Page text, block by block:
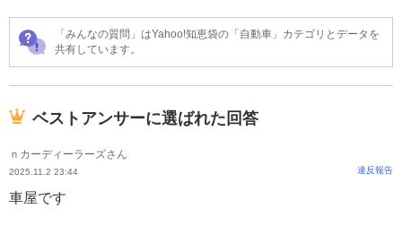
「みんなの質問」はYahoo!知恵袋の「自動車」カテゴリとデータを
共有しています。
ベストアンサーに選ばれた回答
ｎカーディーラーズさん
2025.11.2 23:44 違反報告
車屋です